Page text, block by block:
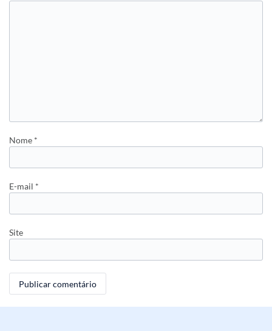
Nome *
E-mail *
Site